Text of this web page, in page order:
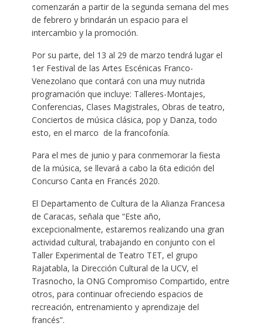
comenzarán a partir de la segunda semana del mes
de febrero y brindarán un espacio para el
intercambio y la promoción.
Por su parte, del 13 al 29 de marzo tendrá lugar el
1er Festival de las Artes Escénicas Franco-
Venezolano que contará con una muy nutrida
programación que incluye: Talleres-Montajes,
Conferencias, Clases Magistrales, Obras de teatro,
Conciertos de música clásica, pop y Danza, todo
esto, en el marco de la francofonía.
Para el mes de junio y para conmemorar la fiesta
de la música, se llevará a cabo la 6ta edición del
Concurso Canta en Francés 2020.
El Departamento de Cultura de la Alianza Francesa
de Caracas, señala que “Este año,
excepcionalmente, estaremos realizando una gran
actividad cultural, trabajando en conjunto con el
Taller Experimental de Teatro TET, el grupo
Rajatabla, la Dirección Cultural de la UCV, el
Trasnocho, la ONG Compromiso Compartido, entre
otros, para continuar ofreciendo espacios de
recreación, entrenamiento y aprendizaje del
francés”.